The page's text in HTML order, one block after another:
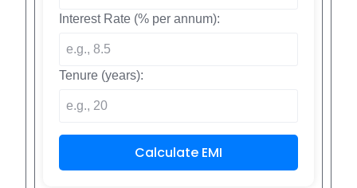
Interest Rate (% per annum):
Tenure (years):
Calculate EMI